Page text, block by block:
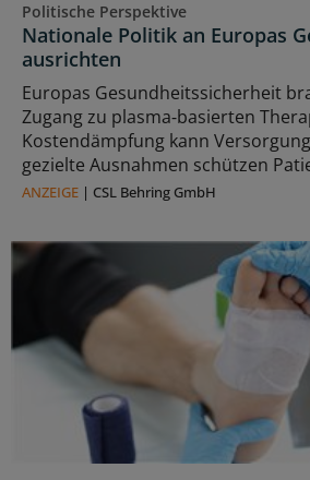
Politische Perspektive
Nationale Politik an Europas
ausrichten
Europas Gesundheitssicherheit
Zugang zu plasma‑basierten
Kostendämpfung kann
gezielte Ausnahmen schützen
ANZEIGE | CSL Behring GmbH